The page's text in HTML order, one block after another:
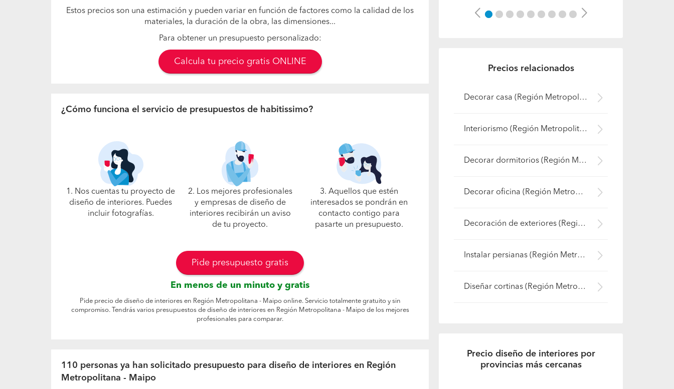
Estos precios son una estimación y pueden variar en función de factores como la calidad de los
materiales, la duración de la obra, las dimensiones...
Para obtener un presupuesto personalizado:
Calcula tu precio gratis ONLINE
¿Cómo funciona el servicio de presupuestos de habitissimo?
1. Nos cuentas tu proyecto de
diseño de interiores. Puedes
incluir fotografías.
2. Los mejores profesionales
y empresas de diseño de
interiores recibirán un aviso
de tu proyecto.
3. Aquellos que estén
interesados se pondrán en
contacto contigo para
pasarte un presupuesto.
Pide presupuesto gratis
En menos de un minuto y gratis
Pide precio de diseño de interiores en Región Metropolitana - Maipo online. Servicio totalmente gratuito y sin
compromiso. Tendrás varios presupuestos de diseño de interiores en Región Metropolitana - Maipo de los mejores
profesionales para comparar.
110 personas ya han solicitado presupuesto para diseño de interiores en Región
Metropolitana - Maipo
Previous Next
Precios relacionados
Decorar casa (Región Metropolitana - Maipo)
Interiorismo (Región Metropolitana - Maipo)
Decorar dormitorios (Región Metropolitana - Maipo)
Decorar oficina (Región Metropolitana - Maipo)
Decoración de exteriores (Región Metropolitana - Maipo)
Instalar persianas (Región Metropolitana - Maipo)
Diseñar cortinas (Región Metropolitana - Maipo)
Precio diseño de interiores por
provincias más cercanas